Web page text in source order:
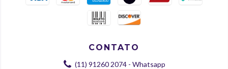
CONTATO
(11) 91260 2074 - Whatsapp